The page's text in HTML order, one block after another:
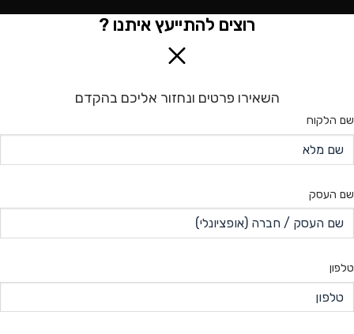
רוצים להתייעץ איתנו ?
השאירו פרטים ונחזור אליכם בהקדם
שם הלקוח
שם העסק
טלפון